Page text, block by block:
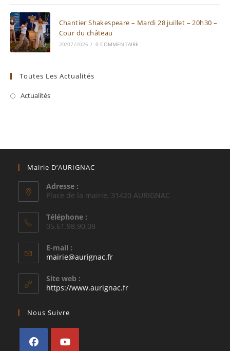
Chantier Shakespeare – Mardi 28 juillet – 20h30 –
Cour du château
20/07/2026 / 0 COMMENTAIRE
Toutes Les Actualités
Actualités
Mairie D’AURIGNAC
Adresse :
Place de la mairie, 31420 AURIGNAC
Téléphone :
05.61.98.90.08
E-mail :
mairie@aurignac.frS’ouvre
application
Site web :
https://www.aurignac.fr
Nous Suivre